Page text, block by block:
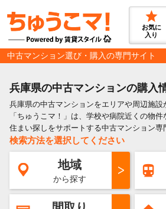
お気に
入り
中古マンション選び・購入の専門サイト
兵庫県の中古マンションの購入
兵庫県の中古マンションをエリアや周辺施設
「ちゅうこマ！」は、学校や病院近くの物
住まい探しをサポートする中古マンション専
検索方法を選択してください
地域
から探す